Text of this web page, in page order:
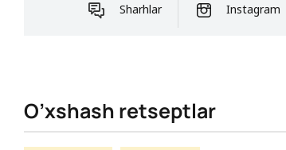
Sharhlar Instagram
O’xshash retseptlar